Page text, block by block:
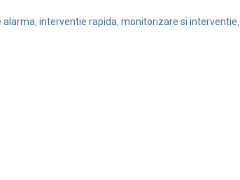
alarma, interventie rapida, monitorizare si interventie,